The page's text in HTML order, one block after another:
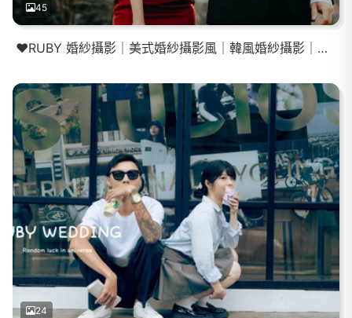
45
❤️RUBY 婚紗攝影｜美式婚紗攝影風｜韓風婚紗攝影｜互動婚紗
24